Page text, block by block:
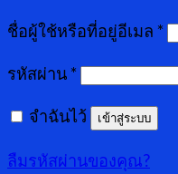
ชื่อผู้ใช้หรือที่อยู่อีเมล *
รหัสผ่าน *
จำฉันไว้ เข้าสู่ระบบ
ลืมรหัสผ่านของคุณ?